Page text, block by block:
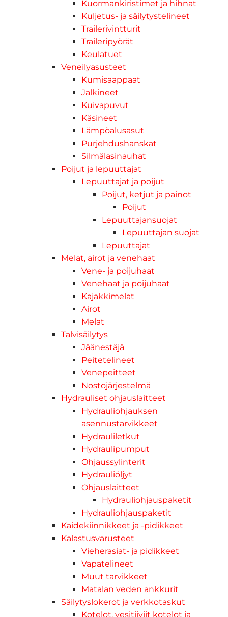
Kuormankiristimet ja hihnat
Kuljetus- ja säilytystelineet
Trailerivintturit
Traileripyörät
Keulatuet
Veneilyasusteet
Kumisaappaat
Jalkineet
Kuivapuvut
Käsineet
Lämpöalusasut
Purjehdushanskat
Silmälasinauhat
Poijut ja lepuuttajat
Lepuuttajat ja poijut
Poijut, ketjut ja painot
Poijut
Lepuuttajansuojat
Lepuuttajan suojat
Lepuuttajat
Melat, airot ja venehaat
Vene- ja poijuhaat
Venehaat ja poijuhaat
Kajakkimelat
Airot
Melat
Talvisäilytys
Jäänestäjä
Peitetelineet
Venepeitteet
Nostojärjestelmä
Hydrauliset ohjauslaitteet
Hydrauliohjauksen
asennustarvikkeet
Hydrauliletkut
Hydraulipumput
Ohjaussylinterit
Hydrauliöljyt
Ohjauslaitteet
Hydrauliohjauspaketit
Hydrauliohjauspaketit
Kaidekiinnikkeet ja -pidikkeet
Kalastusvarusteet
Vieherasiat- ja pidikkeet
Vapatelineet
Muut tarvikkeet
Matalan veden ankkurit
Säilytyslokerot ja verkkotaskut
Kotelot, vesitiiviit kotelot ja